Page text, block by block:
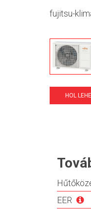
fujitsu-
HOL
EER